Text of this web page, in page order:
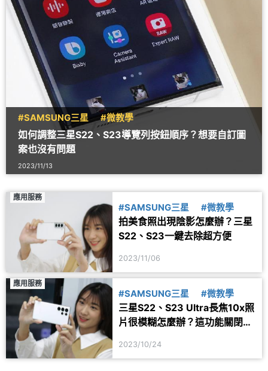
#SAMSUNG三星 #微教學
如何調整三星S22、S23導覽列按鈕順序？想要自訂圖
案也沒有問題
2023/11/13
應用服務
#SAMSUNG三星 #微教學
拍美食照出現陰影怎麼辦？三星
S22、S23一鍵去除超方便
2023/11/06
應用服務
#SAMSUNG三星 #微教學
三星S22、S23 Ultra長焦10x照
片很模糊怎麼辦？這功能關閉就
2023/10/24